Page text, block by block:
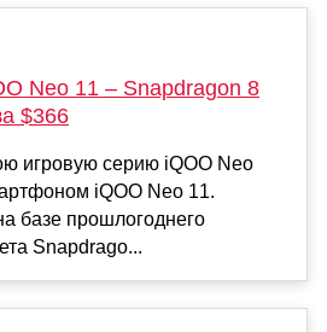
Neo 11 – Snapdragon 8
$366
игровую серию iQOO Neo
iQOO Neo 11.
базе прошлогоднего
Snapdrago...